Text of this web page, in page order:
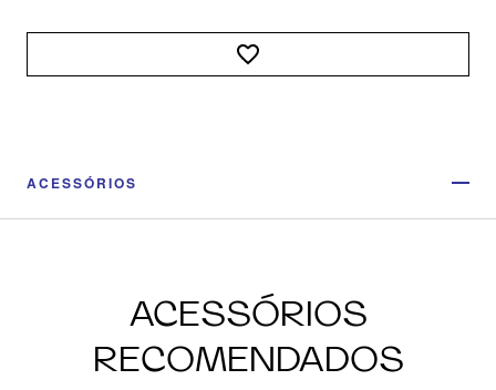
ACESSÓRIOS
ACESSÓRIOS
RECOMENDADOS